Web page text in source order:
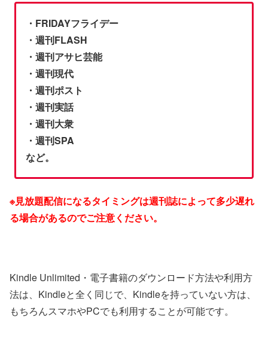
・FRIDAYフライデー
・週刊FLASH
・週刊アサヒ芸能
・週刊現代
・週刊ポスト
・週刊実話
・週刊大衆
・週刊SPA
など。
※見放題配信になるタイミングは週刊誌によって多少遅れ
る場合があるのでご注意ください。
Kindle Unlimited・電子書籍のダウンロード方法や利用方
法は、Kindleと全く同じで、Kindleを持っていない方は、
もちろんスマホやPCでも利用することが可能です。